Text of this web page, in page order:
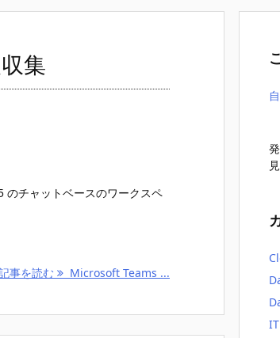
集
チャットベースのワークスペ
事を読む Microsoft Teams ...